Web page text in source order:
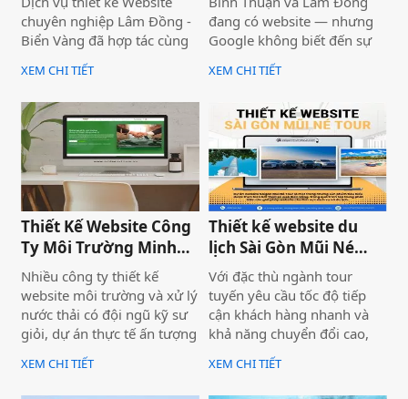
năng của nó trong tương
lai.
chuyên nghiệp Lâm Đồng -
Biển Vàng đã hợp tác cùng
thương hiệu SaiGon
Adventure để triển khai dự
cao cấp tại địa chỉ
saigonadventure.com. Dự
án không chỉ giúp SaiGon
Adventure khẳng định vị
thế dẫn đầu trong mảng
tour trải nghiệm Sài Gòn &
Việt Nam mà còn là minh
chứng cho năng lực công
nghệ và tư duy UX/UI hiện
đại từ Biển Vàng.
XEM CHI TIẾT
đang có website — nhưng
Google không biết đến sự
tồn tại của họ. Không có
khách từ tìm kiếm tự nhiên,
dung đều trở nên vô nghĩa.
Vấn đề không nằm ở nội
dung hay thiếu ngân sách
quảng cáo — mà nằm ngay
ở nền tảng: website chưa
được thiết kế chuẩn SEO
2026 từ đầu.
XEM CHI TIẾT
Thiết Kế Website Công
Ty Môi Trường Minh
Đạt - Lâm Đồng
Nhiều công ty thiết kế
website môi trường và xử lý
nước thải có đội ngũ kỹ sư
giỏi, dự án thực tế ấn tượng
— nhưng website lại sơ sài,
tải chậm, không có trên
XEM CHI TIẾT
Thiết kế website du
lịch Sài Gòn Mũi Né
Tour
Với đặc thù ngành tour
tuyến yêu cầu tốc độ tiếp
cận khách hàng nhanh và
khả năng chuyển đổi cao,
dự án không chỉ được xây
dựng như một website giới
XEM CHI TIẾT